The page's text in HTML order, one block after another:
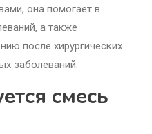
она помогает в
а также
после хирургических
заболеваний.
смесь